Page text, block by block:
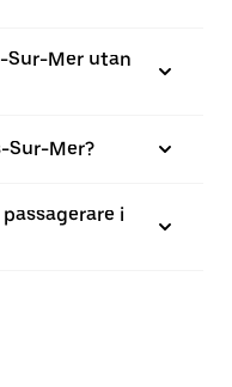
Sur-Mer utan
Sur-Mer?
i